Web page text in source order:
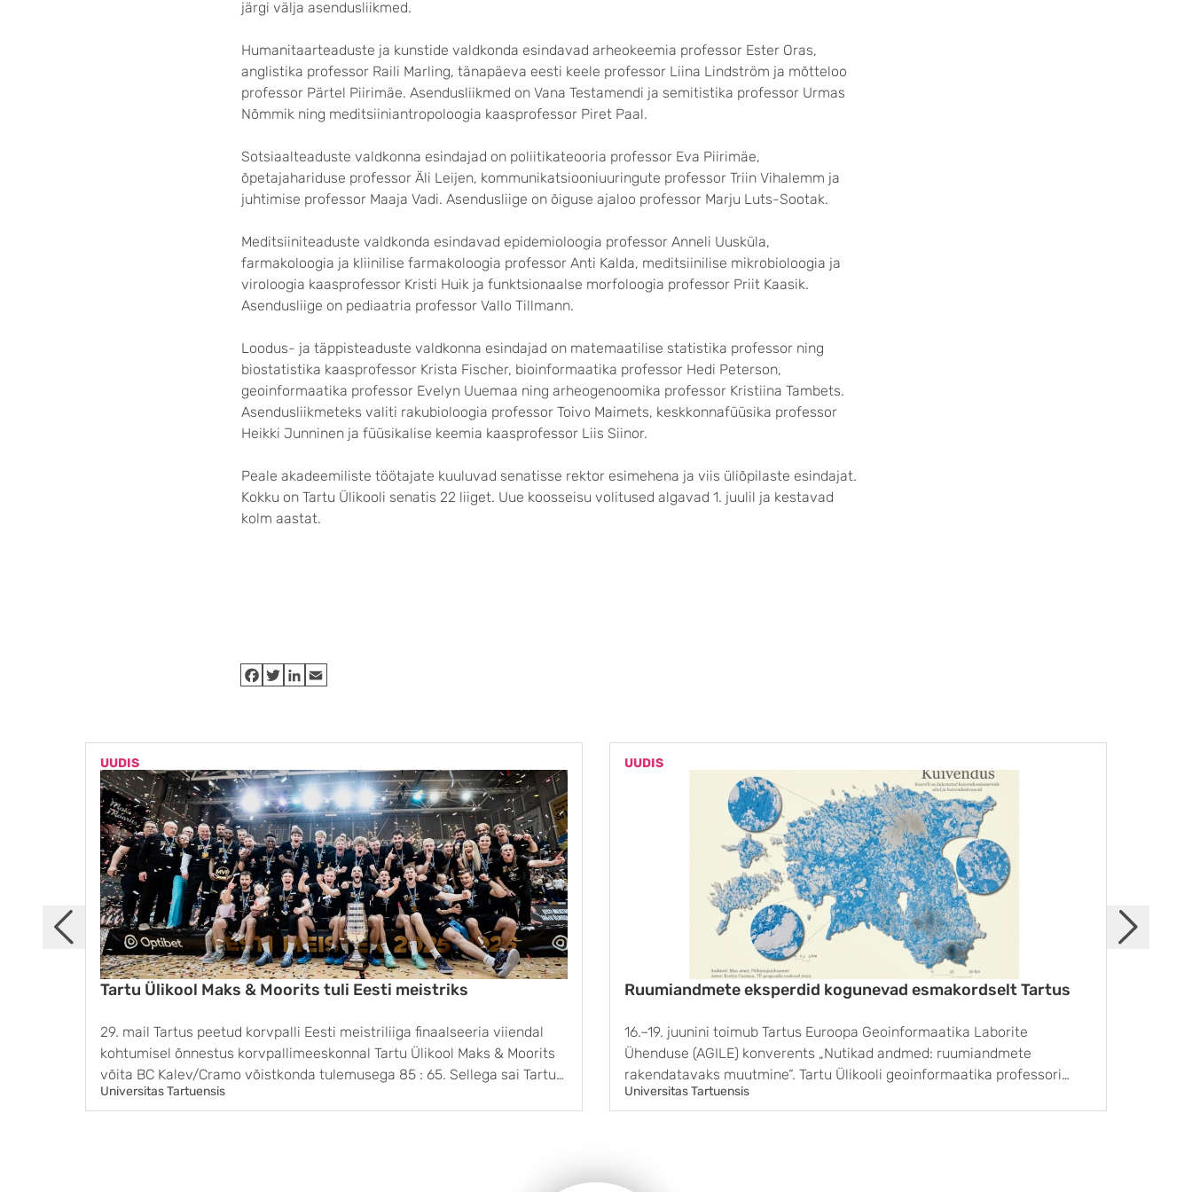
järgi välja asendusliikmed.
Humanitaarteaduste ja kunstide valdkonda esindavad arheokeemia professor Ester Oras,
anglistika professor Raili Marling, tänapäeva eesti keele professor Liina Lindström ja mõtteloo
professor Pärtel Piirimäe. Asendusliikmed on Vana Testamendi ja semitistika professor Urmas
Nõmmik ning meditsiiniantropoloogia kaasprofessor Piret Paal.
Sotsiaalteaduste valdkonna esindajad on poliitikateooria professor Eva Piirimäe,
õpetajahariduse professor Äli Leijen, kommunikatsiooniuuringute professor Triin Vihalemm ja
juhtimise professor Maaja Vadi. Asendusliige on õiguse ajaloo professor Marju Luts-Sootak.
Meditsiiniteaduste valdkonda esindavad epidemioloogia professor Anneli Uusküla,
farmakoloogia ja kliinilise farmakoloogia professor Anti Kalda, meditsiinilise mikrobioloogia ja
viroloogia kaasprofessor Kristi Huik ja funktsionaalse morfoloogia professor Priit Kaasik.
Asendusliige on pediaatria professor Vallo Tillmann.
Loodus- ja täppisteaduste valdkonna esindajad on matemaatilise statistika professor ning
biostatistika kaasprofessor Krista Fischer, bioinformaatika professor Hedi Peterson,
geoinformaatika professor Evelyn Uuemaa ning arheogenoomika professor Kristiina Tambets.
Asendusliikmeteks valiti rakubioloogia professor Toivo Maimets, keskkonnafüüsika professor
Heikki Junninen ja füüsikalise keemia kaasprofessor Liis Siinor.
Peale akadeemiliste töötajate kuuluvad senatisse rektor esimehena ja viis üliõpilaste esindajat.
Kokku on Tartu Ülikooli senatis 22 liiget. Uue koosseisu volitused algavad 1. juulil ja kestavad
kolm aastat.
UUDIS
Tartu Ülikool Maks & Moorits tuli Eesti meistriks
29. mail Tartus peetud korvpalli Eesti meistriliiga finaalseeria viiendal
kohtumisel õnnestus korvpallimeeskonnal Tartu Ülikool Maks & Moorits
võita BC Kalev/Cramo võistkonda tulemusega 85 : 65. Sellega sai Tartu
finaalseeria kolmanda võidu ja pärast 11 aastat taas ka Eesti meistri tiitli.
...
Universitas Tartuensis
UUDIS
Ruumiandmete eksperdid kogunevad esmakordselt Tartus
16.–19. juunini toimub Tartus Euroopa Geoinformaatika Laborite
Ühenduse (AGILE) konverents „Nutikad andmed: ruumiandmete
rakendatavaks muutmine“. Tartu Ülikooli geoinformaatika professori
Evelyn Uuemaa sõnul kogutakse praegu ruumiandmeid mobiilseadmete,
satelliitide ja mitmesuguste sensorite abil rohkem kui kunagi varem.
Universitas Tartuensis